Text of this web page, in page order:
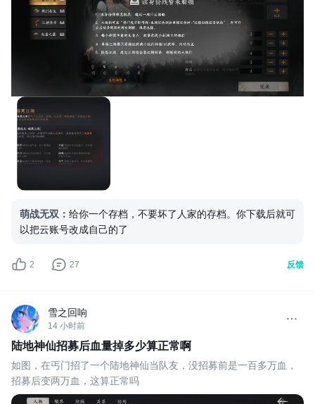
萌战无双 ： 给你一个存档，不要坏了人家的存档。你下载后就可
以把云账号改成自己的了
反馈
2 27
雪之回响
14 小时前
陆地神仙招募后血量掉多少算正常啊
如图，在丐门招了一个陆地神仙当队友，没招募前是一百多万血，
招募后变两万血，这算正常吗